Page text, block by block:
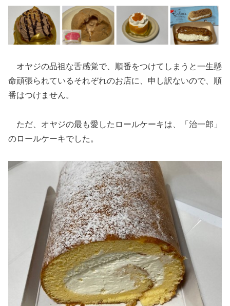
オヤジの品祖な舌感覚で、順番をつけてしまうと一生懸
命頑張られているそれぞれのお店に、申し訳ないので、順
番はつけません。
ただ、オヤジの最も愛したロールケーキは、「治一郎」
のロールケーキでした。